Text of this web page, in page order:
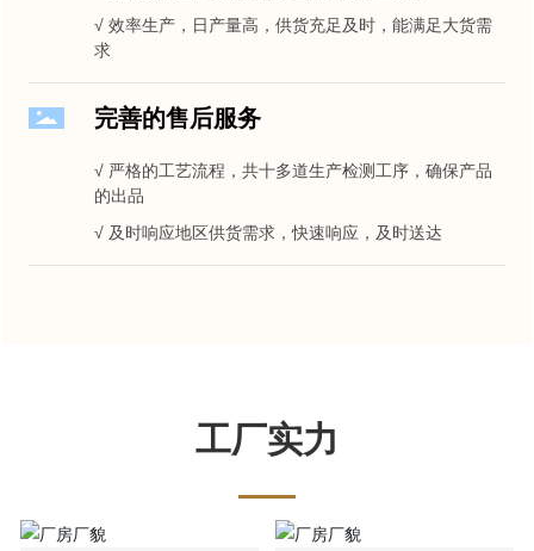
√ 效率生产，日产量高，供货充足及时，能满足大货需
求
完善的售后服务
√ 严格的工艺流程，共十多道生产检测工序，确保产品
的出品
√ 及时响应地区供货需求，快速响应，及时送达
工厂实力